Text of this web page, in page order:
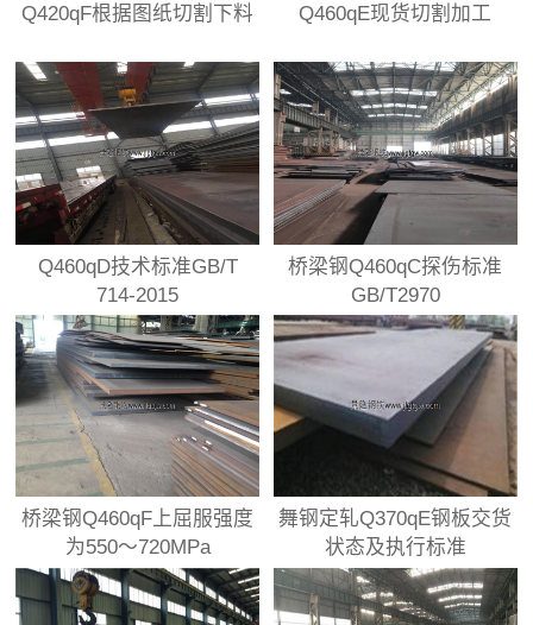
Q420qF根据图纸切割下料 Q460qE现货切割加工
Q460qD技术标准GB/T
714-2015
桥梁钢Q460qC探伤标准
GB/T2970
桥梁钢Q460qF上屈服强度
为550～720MPa
舞钢定轧Q370qE钢板交货
状态及执行标准